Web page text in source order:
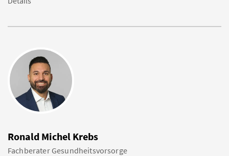
Ronald Michel Krebs
Fachberater Gesundheitsvorsorge